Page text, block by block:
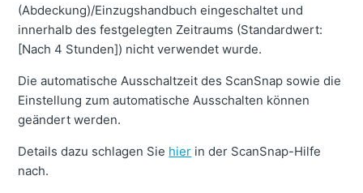
(Abdeckung)/Einzugshandbuch eingeschaltet und
innerhalb des festgelegten Zeitraums (Standardwert:
[Nach 4 Stunden]) nicht verwendet wurde.
Die automatische Ausschaltzeit des ScanSnap sowie die
Einstellung zum automatische Ausschalten können
geändert werden.
Details dazu schlagen Sie hier in der ScanSnap-Hilfe
nach.